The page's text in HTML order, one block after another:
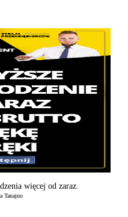
więcej od zaraz.
Tanajno